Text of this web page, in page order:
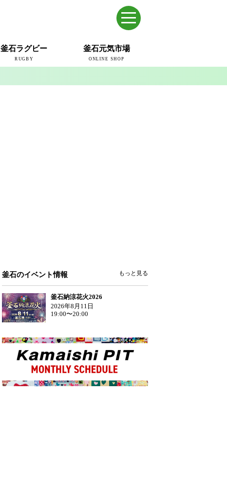
釜石ラグビー
RUGBY
釜石元気市場
ONLINE SHOP
釜石のイベント情報 もっと見る
釜石納涼花火2026
2026年8月11日
19:00〜20:00